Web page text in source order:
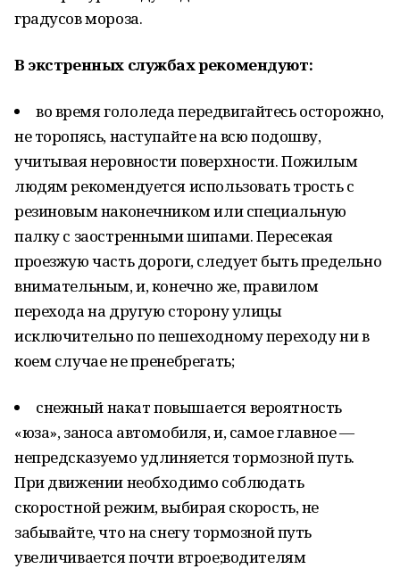
градусов мороза.
В экстренных службах рекомендуют:
во время гололеда передвигайтесь осторожно,
не торопясь, наступайте на всю подошву,
учитывая неровности поверхности. Пожилым
людям рекомендуется использовать трость с
резиновым наконечником или специальную
палку с заостренными шипами. Пересекая
проезжую часть дороги, следует быть предельно
внимательным, и, конечно же, правилом
перехода на другую сторону улицы
исключительно по пешеходному переходу ни в
коем случае не пренебрегать;
снежный накат повышается вероятность
«юза», заноса автомобиля, и, самое главное —
непредсказуемо удлиняется тормозной путь.
При движении необходимо соблюдать
скоростной режим, выбирая скорость, не
забывайте, что на снегу тормозной путь
увеличивается почти втрое;водителям